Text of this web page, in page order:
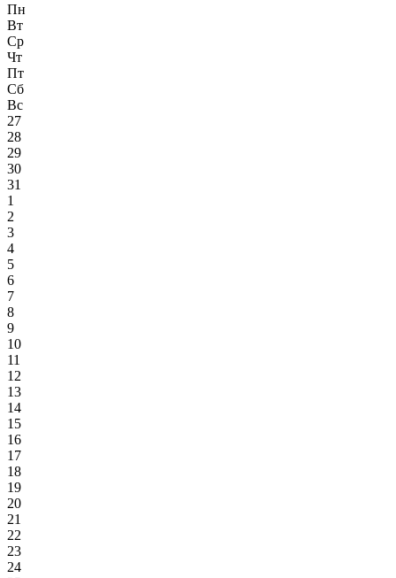
Пн
Вт
Ср
Чт
Пт
Сб
Вс
27
28
29
30
31
1
2
3
4
5
6
7
8
9
10
11
12
13
14
15
16
17
18
19
20
21
22
23
24